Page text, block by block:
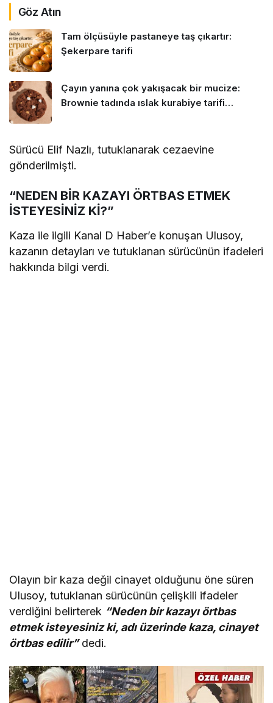
Göz Atın
Tam ölçüsüyle pastaneye taş çıkartır:
Şekerpare tarifi
Çayın yanına çok yakışacak bir mucize:
Brownie tadında ıslak kurabiye tarifi…
Sürücü Elif Nazlı, tutuklanarak cezaevine
gönderilmişti.
“NEDEN BİR KAZAYI ÖRTBAS ETMEK
İSTEYESİNİZ Kİ?”
Kaza ile ilgili Kanal D Haber’e konuşan Ulusoy,
kazanın detayları ve tutuklanan sürücünün ifadeleri
hakkında bilgi verdi.
Olayın bir kaza değil cinayet olduğunu öne süren
Ulusoy, tutuklanan sürücünün çelişkili ifadeler
verdiğini belirterek “Neden bir kazayı örtbas
etmek isteyesiniz ki, adı üzerinde kaza, cinayet
örtbas edilir” dedi.